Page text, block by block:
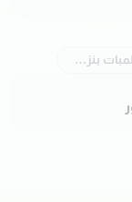
بنزين و ملحقاتها